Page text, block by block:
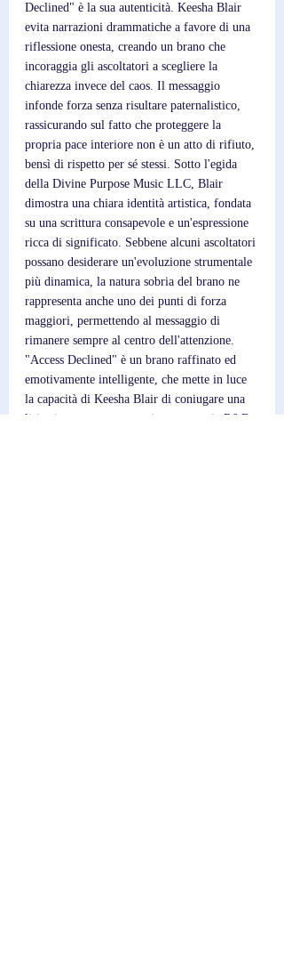
Declined" è la sua autenticità. Keesha Blair
evita narrazioni drammatiche a favore di una
riflessione onesta, creando un brano che
incoraggia gli ascoltatori a scegliere la
chiarezza invece del caos. Il messaggio
infonde forza senza risultare paternalistico,
rassicurando sul fatto che proteggere la
propria pace interiore non è un atto di rifiuto,
bensì di rispetto per sé stessi. Sotto l'egida
della Divine Purpose Music LLC, Blair
dimostra una chiara identità artistica, fondata
su una scrittura consapevole e un'espressione
ricca di significato. Sebbene alcuni ascoltatori
possano desiderare un'evoluzione strumentale
più dinamica, la natura sobria del brano ne
rappresenta anche uno dei punti di forza
maggiori, permettendo al messaggio di
rimanere sempre al centro dell'attenzione.
"Access Declined" è un brano raffinato ed
emotivamente intelligente, che mette in luce
la capacità di Keesha Blair di coniugare una
lirica intensa con una sapiente maestria R&B,